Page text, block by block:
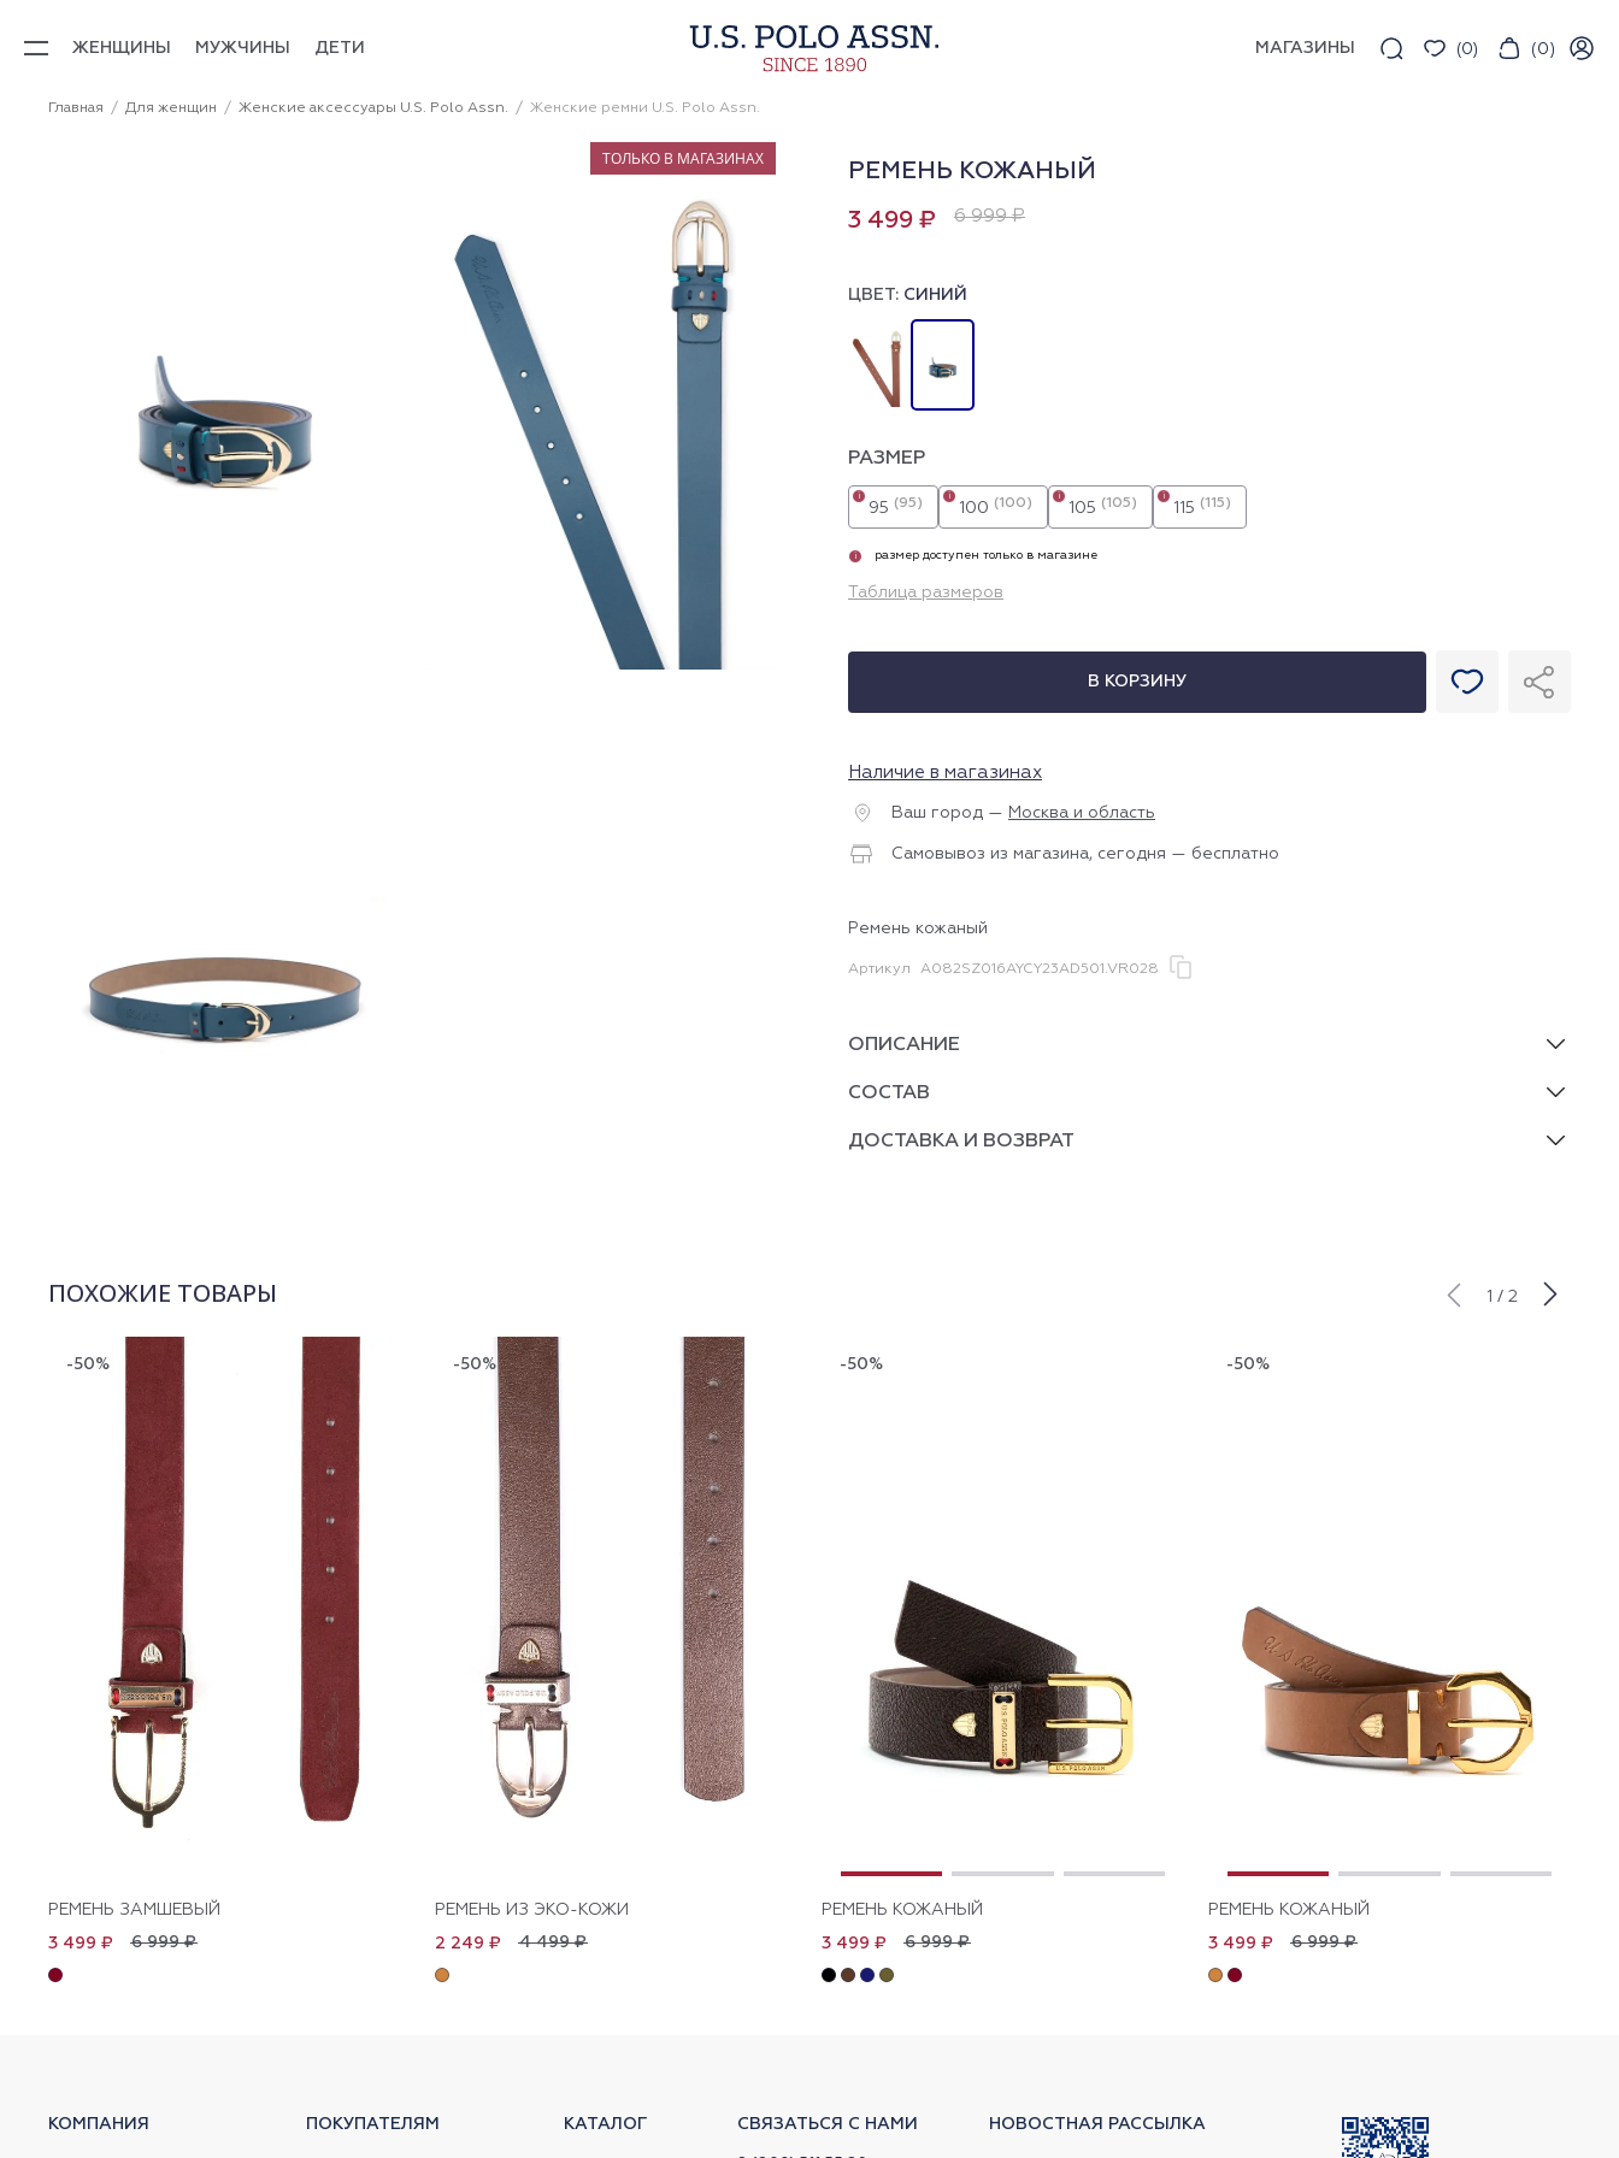
ЖЕНЩИНЫ МУЖЧИНЫ ДЕТИ МАГАЗИНЫ (0) (0)
Главная Для женщин Женские аксессуары U.S. Polo Assn. Женские ремни U.S. Polo Assn.
ТОЛЬКО В МАГАЗИНАХ
РЕМЕНЬ КОЖАНЫЙ
3 499 ₽ 6 999 ₽
ЦВЕТ: СИНИЙ
РАЗМЕР
95 (95)
i
100 (100)
i
105 (105)
i
115 (115)
i
i размер доступен только в магазине
Таблица размеров
В КОРЗИНУ
Наличие в магазинах
Ваш город — Москва и область
Самовывоз из магазина, сегодня — бесплатно
Ремень кожаный
Артикул A082SZ016AYCY23AD501.VR028
ОПИСАНИЕ
СОСТАВ
ДОСТАВКА И ВОЗВРАТ
ПОХОЖИЕ ТОВАРЫ 1 / 2
-50%
РЕМЕНЬ ЗАМШЕВЫЙ
6 999 ₽
3 499 ₽
-50%
РЕМЕНЬ ИЗ ЭКО-КОЖИ
4 499 ₽
2 249 ₽
-50%
РЕМЕНЬ КОЖАНЫЙ
6 999 ₽
3 499 ₽
-50%
РЕМЕНЬ КОЖАНЫЙ
6 999 ₽
3 499 ₽
КОМПАНИЯ ПОКУПАТЕЛЯМ КАТАЛОГ СВЯЗАТЬСЯ С НАМИ НОВОСТНАЯ РАССЫЛКА